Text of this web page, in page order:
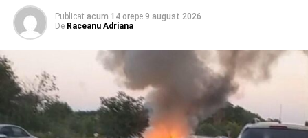
Reamintim că, în jurul orei 20:00, un autoturisma ars
integral pe DN7
, în sensul giratoriu de la Gulia, județul
Publicat acum 14 orepe 9 august 2026
De Raceanu Adriana